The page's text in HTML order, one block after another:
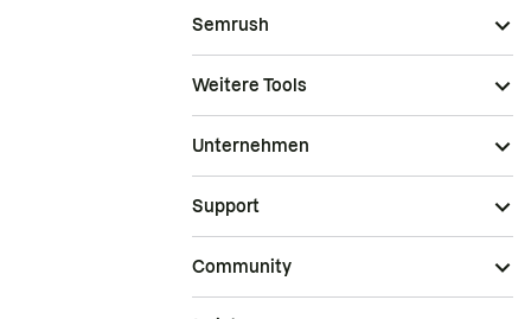
Semrush
Weitere Tools
Unternehmen
Support
Community